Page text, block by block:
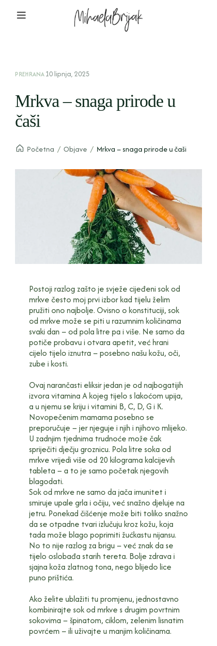
PREHRANA10 lipnja, 2025
Mrkva – snaga prirode u
čaši
Početna / Objave / Mrkva – snaga prirode u čaši
Postoji razlog zašto je svježe cijeđeni sok od
mrkve često moj prvi izbor kad tijelu želim
pružiti ono najbolje. Ovisno o konstituciji, sok
od mrkve može se piti u razumnim količinama
svaki dan – od pola litre pa i više. Ne samo da
potiče probavu i otvara apetit, već hrani
cijelo tijelo iznutra – posebno našu kožu, oči,
zube i kosti.
Ovaj narančasti eliksir jedan je od najbogatijih
izvora vitamina A kojeg tijelo s lakoćom upija,
a u njemu se kriju i vitamini B, C, D, G i K.
Novopečenim mamama posebno se
preporučuje – jer njeguje i njih i njihovo mlijeko.
U zadnjim tjednima trudnoće može čak
spriječiti dječju groznicu. Pola litre soka od
mrkve vrijedi više od 20 kilograma kalcijevih
tableta – a to je samo početak njegovih
blagodati.
Sok od mrkve ne samo da jača imunitet i
smiruje upale grla i očiju, već snažno djeluje na
jetru. Ponekad čišćenje može biti toliko snažno
da se otpadne tvari izlučuju kroz kožu, koja
tada može blago poprimiti žućkastu nijansu.
No to nije razlog za brigu – već znak da se
tijelo oslobađa starih tereta. Bolje zdrava i
sjajna koža zlatnog tona, nego blijedo lice
puno prištića.
Ako želite ublažiti tu promjenu, jednostavno
kombinirajte sok od mrkve s drugim povrtnim
sokovima – špinatom, ciklom, zelenim lisnatim
povrćem – ili uživajte u manjim količinama.